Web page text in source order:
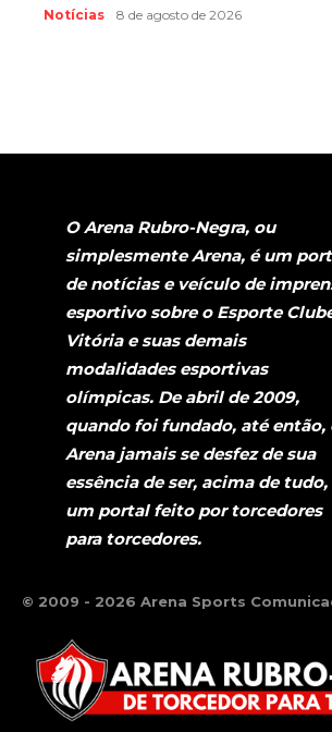
Notícias 8 de agosto de 2026
O Arena Rubro-Negra, ou
simplesmente Arena, é um
de notícias e veículo de
esportivo sobre o Esporte
Vitória e suas demais
modalidades esportivas
olímpicas. De abril de 2009,
quando foi fundado, até então,
Arena jamais se desfez de sua
essência de ser, acima de tudo,
um portal feito por torcedores
para torcedores.
© 2009 - 2026 Arena Sports